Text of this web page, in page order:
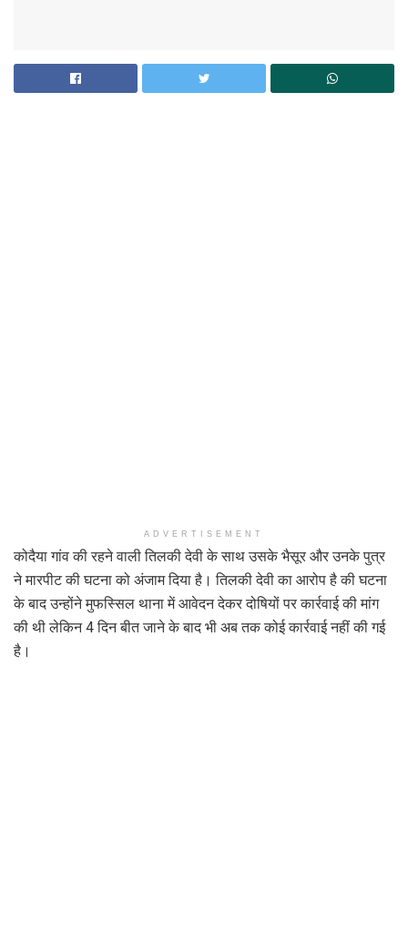
ADVERTISEMENT
कोदैया गांव की रहने वाली तिलकी देवी के साथ उसके भैसूर और उनके पुत्र
ने मारपीट की घटना को अंजाम दिया है। तिलकी देवी का आरोप है की घटना
के बाद उन्होंने मुफस्सिल थाना में आवेदन देकर दोषियों पर कार्रवाई की मांग
की थी लेकिन 4 दिन बीत जाने के बाद भी अब तक कोई कार्रवाई नहीं की गई
है।